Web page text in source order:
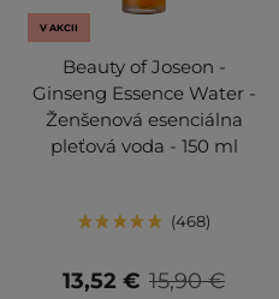
V AKCII
Beauty of Joseon -
Ginseng Essence Water -
Ženšenová esenciálna
pleťová voda - 150 ml
468
15,90 €
13,52 €